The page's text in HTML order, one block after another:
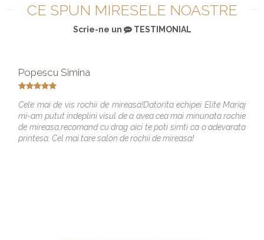
CE SPUN MIRESELE NOASTRE
Scrie-ne un TESTIMONIAL
Popescu Simina
Cele mai de vis rochii de mireasa!Datorita echipei Elite Mariaj
mi-am putut indeplini visul de a avea cea mai minunata rochie
de mireasa,recomand cu drag aici te poti simti ca o adevarata
printesa. Cel mai tare salon de rochii de mireasa!